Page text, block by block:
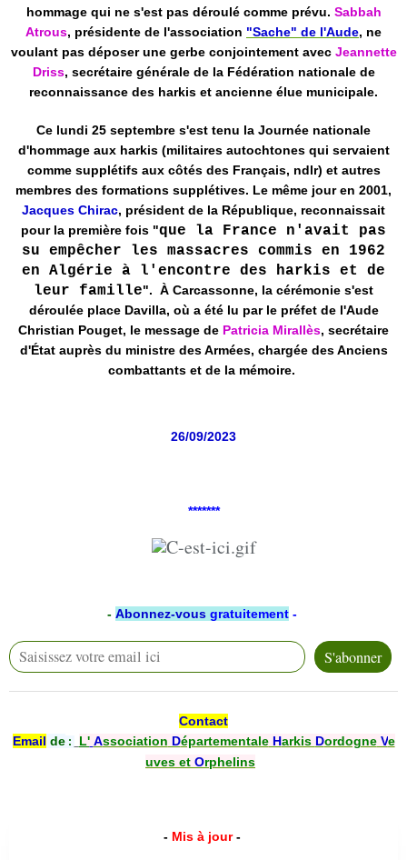
hommage qui ne s'est pas déroulé comme prévu. Sabbah
Atrous, présidente de l'association "Sache" de l'Aude, ne
voulant pas déposer une gerbe conjointement avec Jeannette
Driss, secrétaire générale de la Fédération nationale de
reconnaissance des harkis et ancienne élue municipale.
Ce lundi 25 septembre s'est tenu la Journée nationale
d'hommage aux harkis (militaires autochtones qui servaient
comme supplétifs aux côtés des Français, ndlr) et autres
membres des formations supplétives. Le même jour en 2001,
Jacques Chirac, président de la République, reconnaissait
pour la première fois "que la France n'avait pas
su empêcher les massacres commis en 1962
en Algérie à l'encontre des harkis et de
leur famille". À Carcassonne, la cérémonie s'est
déroulée place Davilla, où a été lu par le préfet de l'Aude
Christian Pouget, le message de Patricia Mirallès, secrétaire
d'État auprès du ministre des Armées, chargée des Anciens
combattants et de la mémoire.
26/09/2023
*******
- Abonnez-vous gratuitement -
Contact
Email de : L' Association DépartementaleHarkis DordogneVe
uves et Orphelins
- Mis à jour -